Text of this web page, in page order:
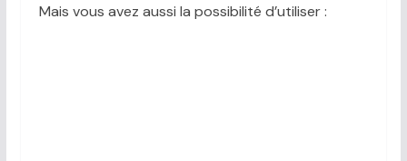
Mais vous avez aussi la possibilité d’utiliser :